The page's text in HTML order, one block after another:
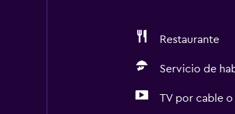
Restaurante
Servicio de
TV por cable